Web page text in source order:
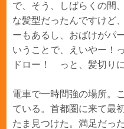
で、そう、しばらくの間
な髪型だったんですけど
ーもあるし、おばけがパ
いうことで、えいやー！
ドロー！ っと、髪切り
電車で一時間強の場所。
ている。首都圏に来て最
たま見つけた。満足だっ